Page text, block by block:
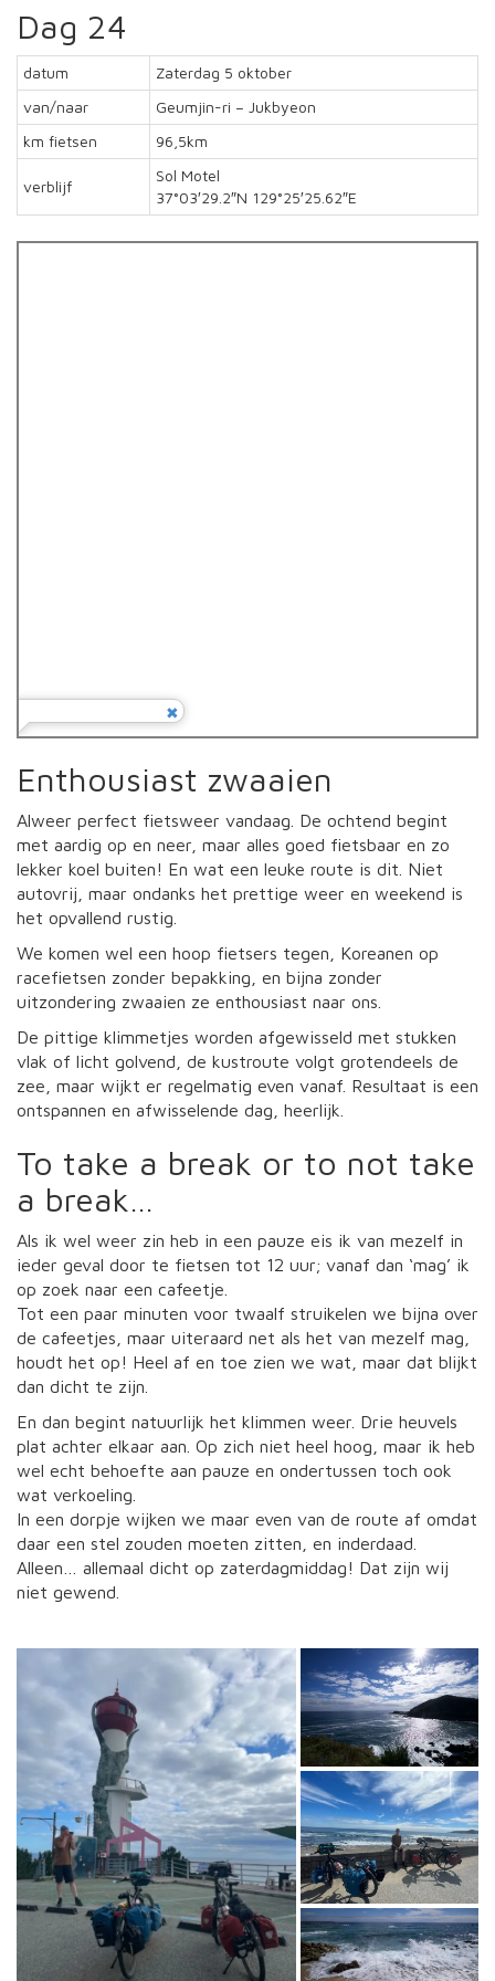
Dag 24
datum
Zaterdag 5 oktober
van/naar
Geumjin-ri – Jukbyeon
km fietsen
96,5km
verblijf
Sol Motel
37°03′29.2″N 129°25′25.62″E
Enthousiast zwaaien
Alweer perfect fietsweer vandaag. De ochtend begint
met aardig op en neer, maar alles goed fietsbaar en zo
lekker koel buiten! En wat een leuke route is dit. Niet
autovrij, maar ondanks het prettige weer en weekend is
het opvallend rustig.
We komen wel een hoop fietsers tegen, Koreanen op
racefietsen zonder bepakking, en bijna zonder
uitzondering zwaaien ze enthousiast naar ons.
De pittige klimmetjes worden afgewisseld met stukken
vlak of licht golvend, de kustroute volgt grotendeels de
zee, maar wijkt er regelmatig even vanaf. Resultaat is een
ontspannen en afwisselende dag, heerlijk.
To take a break or to not take
a break…
Als ik wel weer zin heb in een pauze eis ik van mezelf in
ieder geval door te fietsen tot 12 uur; vanaf dan ‘mag’ ik
op zoek naar een cafeetje.
Tot een paar minuten voor twaalf struikelen we bijna over
de cafeetjes, maar uiteraard net als het van mezelf mag,
houdt het op! Heel af en toe zien we wat, maar dat blijkt
dan dicht te zijn.
En dan begint natuurlijk het klimmen weer. Drie heuvels
plat achter elkaar aan. Op zich niet heel hoog, maar ik heb
wel echt behoefte aan pauze en ondertussen toch ook
wat verkoeling.
In een dorpje wijken we maar even van de route af omdat
daar een stel zouden moeten zitten, en inderdaad.
Alleen… allemaal dicht op zaterdagmiddag! Dat zijn wij
niet gewend.